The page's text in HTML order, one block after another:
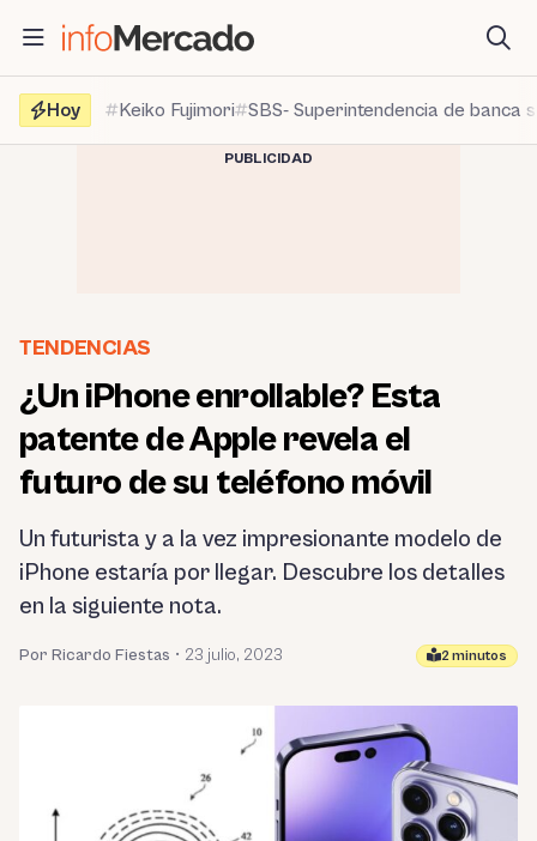
contenido
Hoy
Keiko Fujimori SBS- Superintendencia de banca
PUBLICIDAD
TENDENCIAS
¿Un iPhone enrollable? Esta
patente de Apple revela el
futuro de su teléfono móvil
Un futurista y a la vez impresionante modelo de
iPhone estaría por llegar. Descubre los detalles
en la siguiente nota.
Por Ricardo Fiestas • 23 julio, 2023 2 minutos